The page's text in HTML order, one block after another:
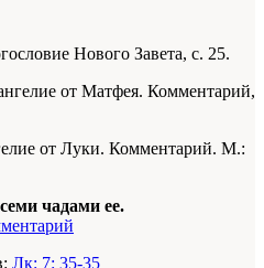
Нового Завета, с. 25.
от Матфея. Комментарий,
от Луки. Комментарий. М.:
чадами ее.
Лк: 7: 35-35